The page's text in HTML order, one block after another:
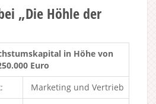
„Die Höhle der
in Höhe von
Euro
Marketing und Vertrieb